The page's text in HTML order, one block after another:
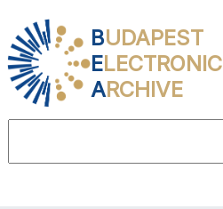
BUDAPEST
ELECTRONIC
ARCHIVE